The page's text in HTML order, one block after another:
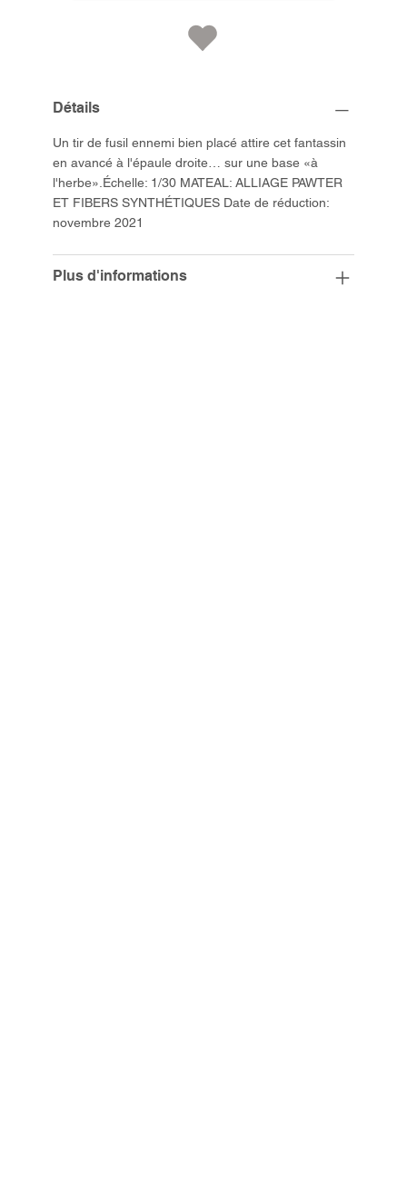
Détails
Un tir de fusil ennemi bien placé attire cet fantassin
en avancé à l'épaule droite… sur une base «à
l'herbe».Échelle: 1/30 MATEAL: ALLIAGE PAWTER
ET FIBERS SYNTHÉTIQUES Date de réduction:
novembre 2021
Plus d'informations